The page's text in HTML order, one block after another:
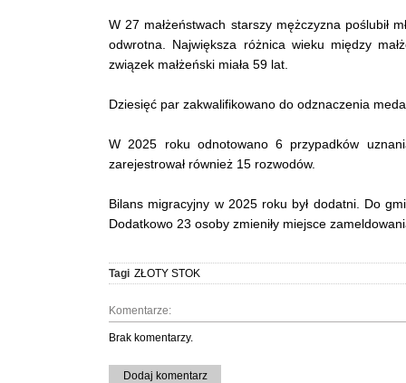
W 27 małżeństwach starszy mężczyzna poślubił
odwrotna. Największa różnica wieku między
związek małżeński miała 59 lat.
Dziesięć par zakwalifikowano do odznaczenia
W 2025 roku odnotowano 6 przypadków
zarejestrował również 15 rozwodów.
Bilans migracyjny w 2025 roku był dodatni. Do
Dodatkowo 23 osoby zmieniły miejsce
Tagi ZŁOTY STOK
Komentarze:
Brak komentarzy.
Dodaj komentarz